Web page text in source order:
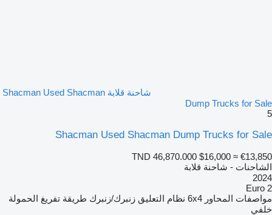
شاحنة قلابة Shacman Used Shacman
Dump Trucks for Sale
5
Shacman Used Shacman Dump Trucks for Sale
TND 46,870.000 $16,000 ≈ €13,850
الشاحنات - شاحنة قلابة
2024
Euro 2
مواصفات المحاور 6x4 نظام التعليق زنبرك/زنبرك طريقة تفريغ الحمولة
خلفي